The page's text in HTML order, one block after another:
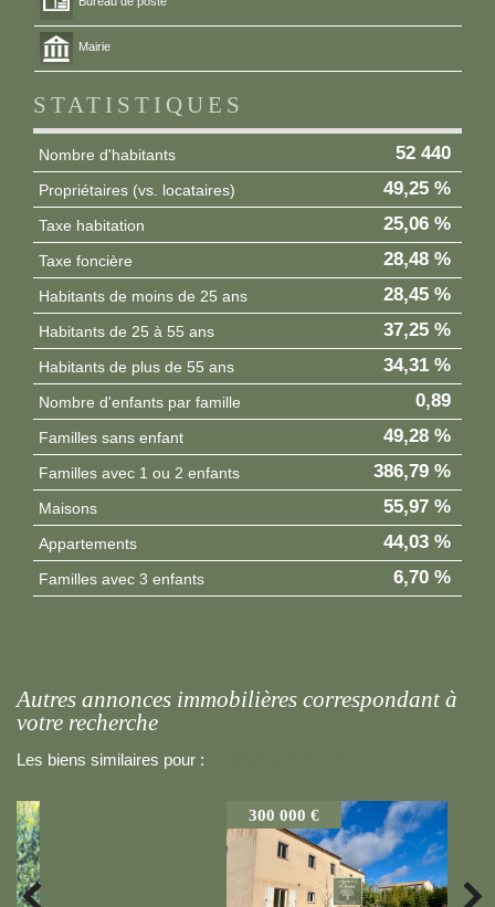
Mairie
STATISTIQUES
Nombre d'habitants 52 440
Propriétaires (vs. locataires) 49,25 %
Taxe habitation 25,06 %
Taxe foncière 28,48 %
Habitants de moins de 25 ans 28,45 %
Habitants de 25 à 55 ans 37,25 %
Habitants de plus de 55 ans 34,31 %
Nombre d'enfants par famille 0,89
Familles sans enfant 49,28 %
Familles avec 1 ou 2 enfants 386,79 %
Maisons 55,97 %
Appartements 44,03 %
Familles avec 3 enfants 6,70 %
autres annonces immobilières correspondant à
votre recherche
Les biens similaires pour :